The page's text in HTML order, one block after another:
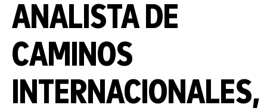
ANALISTA DE
CAMINOS
INTERNACIONALES,